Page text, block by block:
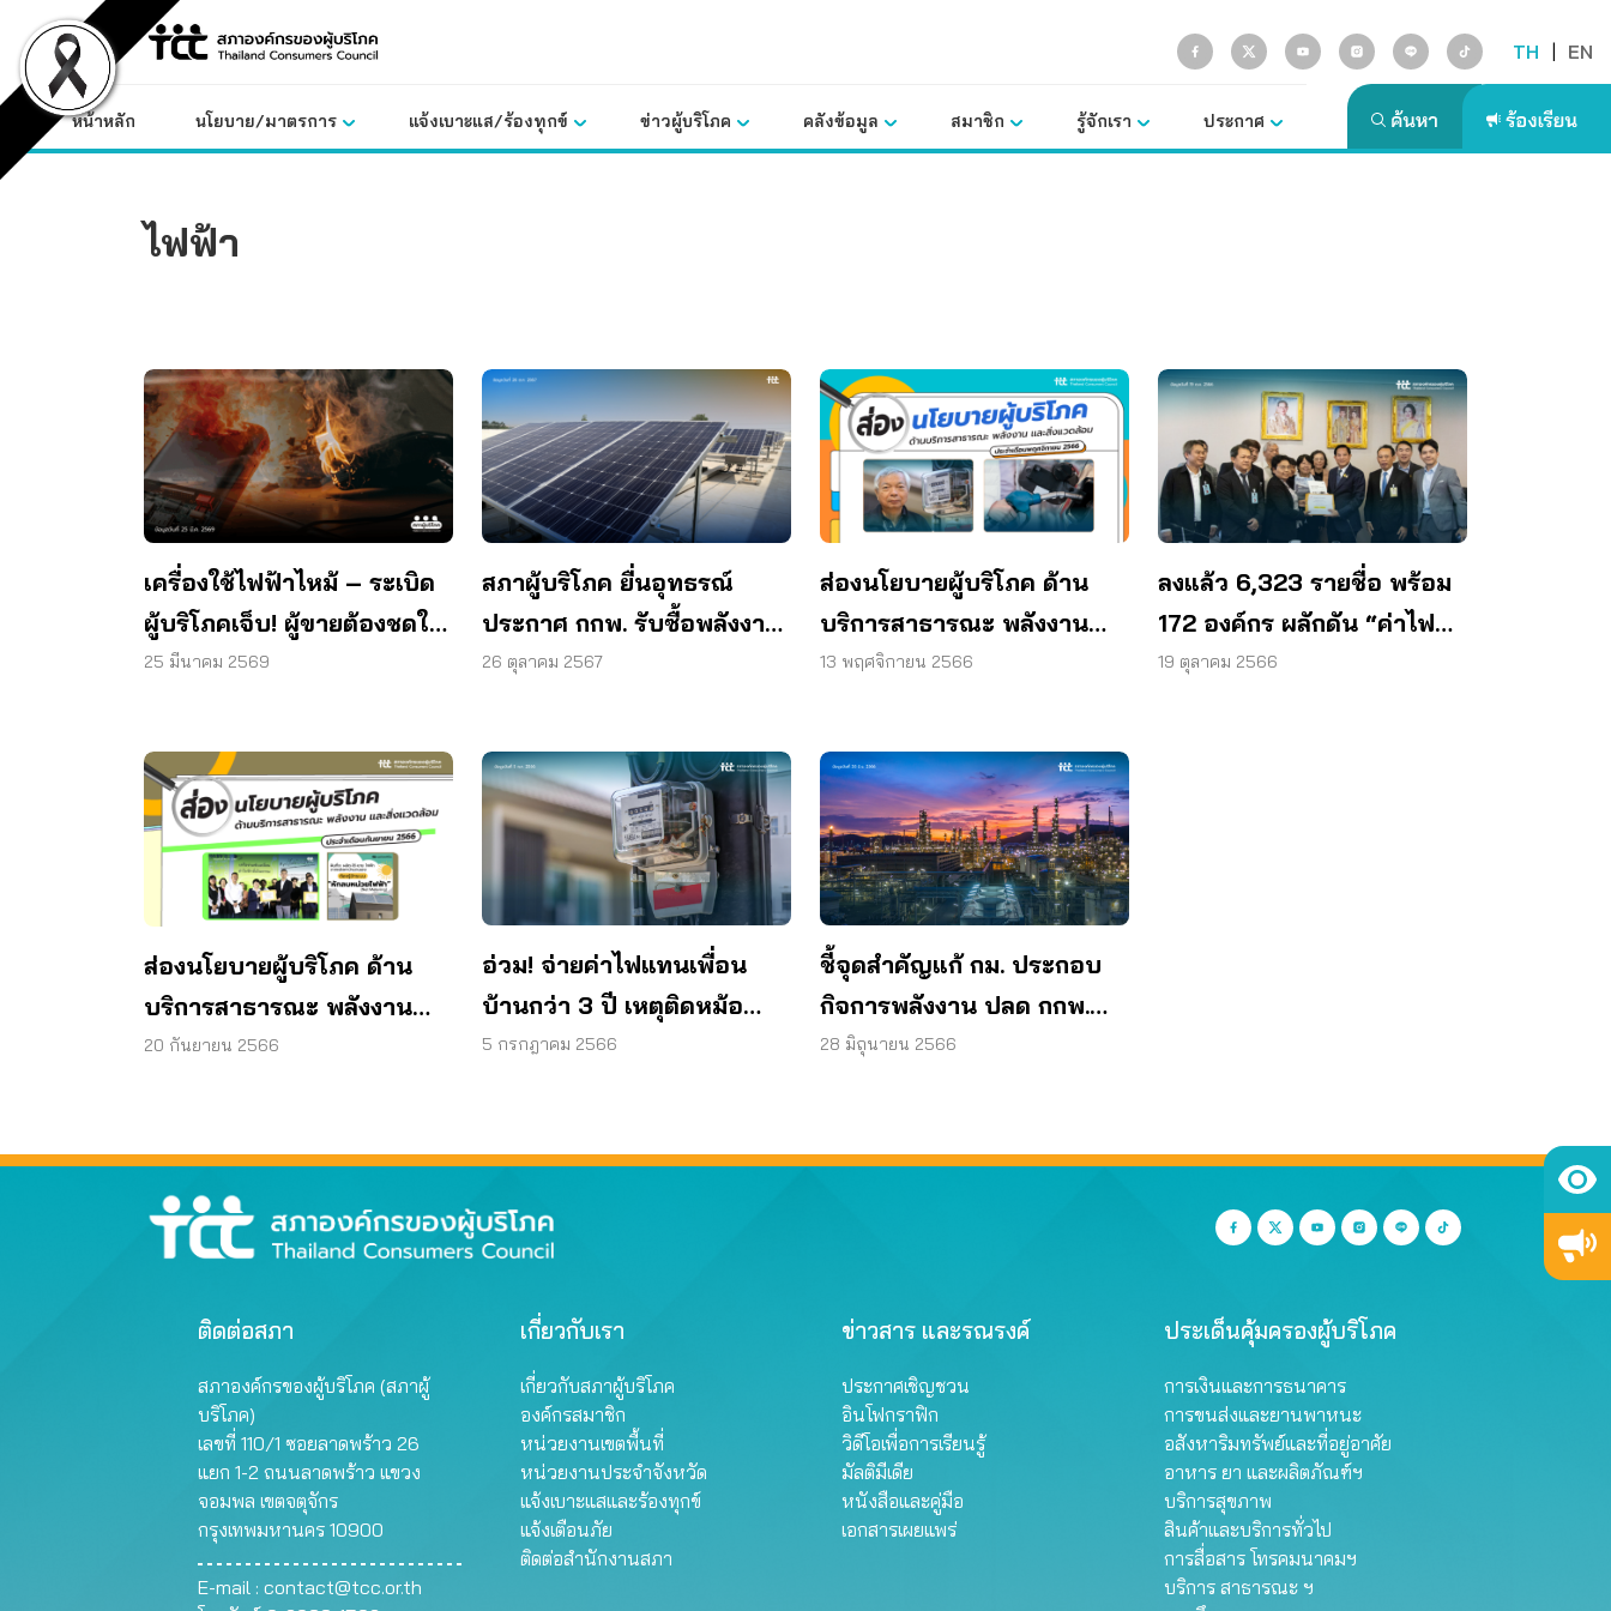
content
TH | EN
หน้าหลัก นโยบาย/มาตรการ แจ้งเบาะแส/ร้องทุกข์ ข่าวผู้บริโภค คลังข้อมูล สมาชิก รู้จักเรา ประกาศ
ไฟฟ้า
เครื่องใช้ไฟฟ้าไหม้ – ระเบิด
ผู้บริโภคเจ็บ! ผู้ขายต้องชดใช้
ค่ารักษา
25 มีนาคม 2569
สภาผู้บริโภค ยื่นอุทธรณ์
ประกาศ กกพ. รับซื้อพลังงาน
หมุนเวียนเพิ่มเติม
26 ตุลาคม 2567
ส่องนโยบายผู้บริโภค ด้าน
บริการสาธารณะ พลังงาน
และสิ่งแวดล้อม ประจำเดือน
13 พฤศจิกายน 2566
ลงแล้ว 6,323 รายชื่อ พร้อม
172 องค์กร ผลักดัน “ค่าไฟ
ต้องแฟร์”
19 ตุลาคม 2566
ส่องนโยบายผู้บริโภค ด้าน
บริการสาธารณะ พลังงาน
และสิ่งแวดล้อม ประจำเดือน
20 กันยายน 2566
อ่วม! จ่ายค่าไฟแทนเพื่อน
บ้านกว่า 3 ปี เหตุติดหม้อ
มิเตอร์ไฟฟ้าผิดบ้าน การ
5 กรกฎาคม 2566
ชี้จุดสำคัญแก้ กม. ประกอบ
กิจการพลังงาน ปลด กกพ.
จากโซ่นักการเมือง – นายทุน
28 มิถุนายน 2566
ติดต่อสภา
สภาองค์กรของผู้บริโภค (สภาผู้
บริโภค)
เลขที่ 110/1 ซอยลาดพร้าว 26
แยก 1-2 ถนนลาดพร้าว แขวง
จอมพล เขตจตุจักร
กรุงเทพมหานคร 10900
E-mail : contact@tcc.or.th
เกี่ยวกับเรา
เกี่ยวกับสภาผู้บริโภค
องค์กรสมาชิก
หน่วยงานเขตพื้นที่
หน่วยงานประจำจังหวัด
แจ้งเบาะแสและร้องทุกข์
แจ้งเตือนภัย
ติดต่อสำนักงานสภา
ข่าวสาร และรณรงค์
ประกาศเชิญชวน
อินโฟกราฟิก
วิดีโอเพื่อการเรียนรู้
มัลติมีเดีย
หนังสือและคู่มือ
เอกสารเผยแพร่
ประเด็นคุ้มครองผู้บริโภค
การเงินและการธนาคาร
การขนส่งและยานพาหนะ
อสังหาริมทรัพย์และที่อยู่อาศัย
อาหาร ยา และผลิตภัณฑ์ฯ
บริการสุขภาพ
สินค้าและบริการทั่วไป
การสื่อสาร โทรคมนาคมฯ
บริการ สาธารณะ ฯ